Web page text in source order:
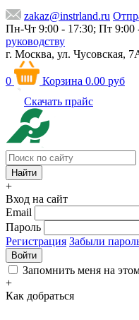
zakaz@instrland.ru
Пн-Чт 9:00 - 17:30; Пт 9:00
руководству
г. Москва, ул. Чусовская,
0 Корзина 0.00 руб
Скачать прайс
+
Вход на сайт
Email
Пароль
Регистрация Забыли
Войти
Запомнить меня на
+
Как добраться